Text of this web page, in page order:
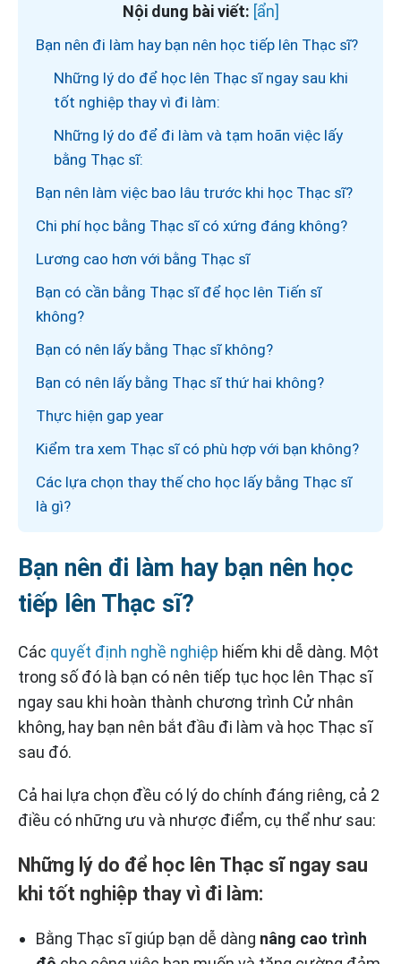
Nội dung bài viết:
Bạn nên đi làm hay bạn nên học tiếp lên Thạc sĩ?
Những lý do để học lên Thạc sĩ ngay sau khi
tốt nghiệp thay vì đi làm:
Những lý do để đi làm và tạm hoãn việc lấy
bằng Thạc sĩ:
Bạn nên làm việc bao lâu trước khi học Thạc sĩ?
Chi phí học bằng Thạc sĩ có xứng đáng không?
Lương cao hơn với bằng Thạc sĩ
Bạn có cần bằng Thạc sĩ để học lên Tiến sĩ
không?
Bạn có nên lấy bằng Thạc sĩ không?
Bạn có nên lấy bằng Thạc sĩ thứ hai không?
Thực hiện gap year
Kiểm tra xem Thạc sĩ có phù hợp với bạn không?
Các lựa chọn thay thế cho học lấy bằng Thạc sĩ
là gì?
Bạn nên đi làm hay bạn nên học
tiếp lên Thạc sĩ?
Các quyết định nghề nghiệp hiếm khi dễ dàng. Một
trong số đó là bạn có nên tiếp tục học lên Thạc sĩ
ngay sau khi hoàn thành chương trình Cử nhân
không, hay bạn nên bắt đầu đi làm và học Thạc sĩ
sau đó.
Cả hai lựa chọn đều có lý do chính đáng riêng, cả 2
điều có những ưu và nhược điểm, cụ thể như sau:
Những lý do để học lên Thạc sĩ ngay sau
khi tốt nghiệp thay vì đi làm:
Bằng Thạc sĩ giúp bạn dễ dàng nâng cao trình